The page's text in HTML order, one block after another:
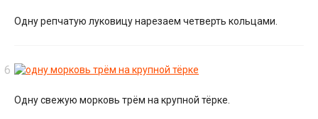
Одну репчатую луковицу нарезаем четверть кольцами.
Одну свежую морковь трём на крупной тёрке.